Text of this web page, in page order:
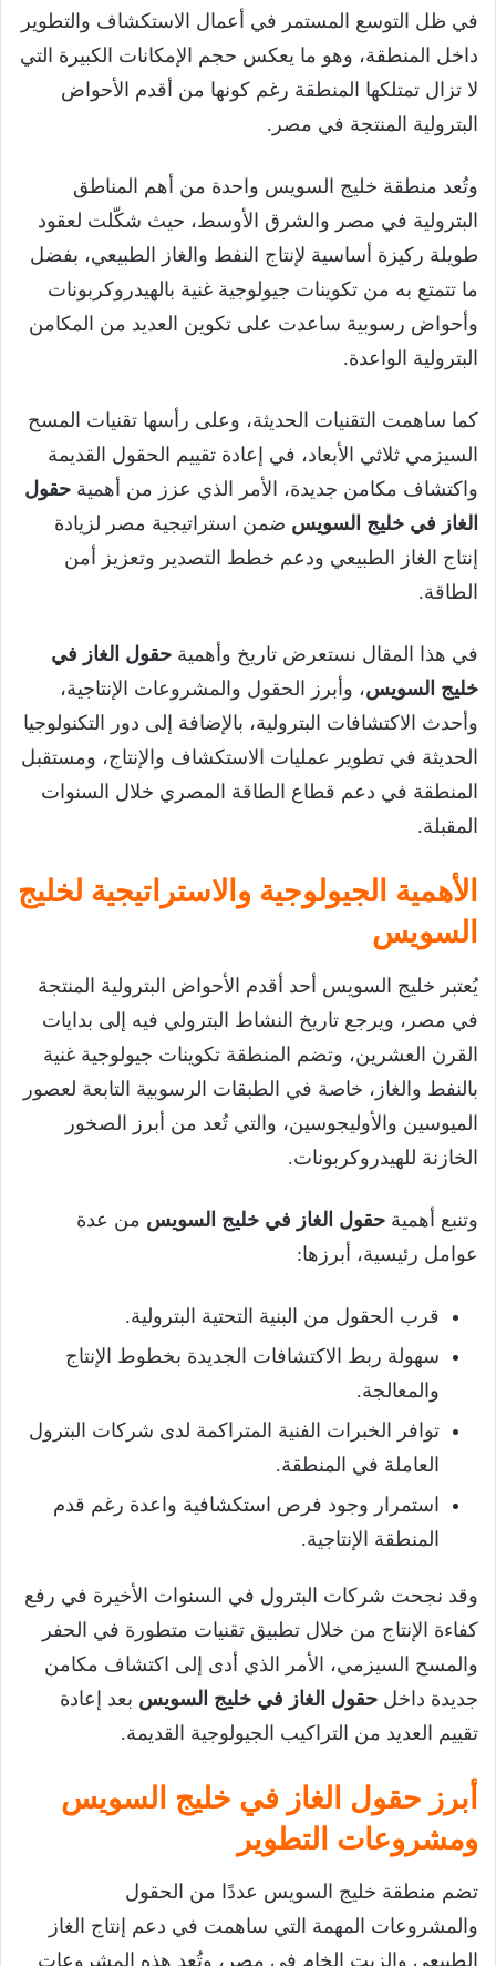
في ظل التوسع المستمر في أعمال الاستكشاف والتطوير
داخل المنطقة، وهو ما يعكس حجم الإمكانات الكبيرة التي
لا تزال تمتلكها المنطقة رغم كونها من أقدم الأحواض
البترولية المنتجة في مصر.
وتُعد منطقة خليج السويس واحدة من أهم المناطق
البترولية في مصر والشرق الأوسط، حيث شكّلت لعقود
طويلة ركيزة أساسية لإنتاج النفط والغاز الطبيعي، بفضل
ما تتمتع به من تكوينات جيولوجية غنية بالهيدروكربونات
وأحواض رسوبية ساعدت على تكوين العديد من المكامن
البترولية الواعدة.
كما ساهمت التقنيات الحديثة، وعلى رأسها تقنيات المسح
السيزمي ثلاثي الأبعاد، في إعادة تقييم الحقول القديمة
واكتشاف مكامن جديدة، الأمر الذي عزز من أهمية حقول
الغاز في خليج السويس ضمن استراتيجية مصر لزيادة
إنتاج الغاز الطبيعي ودعم خطط التصدير وتعزيز أمن
الطاقة.
في هذا المقال نستعرض تاريخ وأهمية حقول الغاز في
خليج السويس، وأبرز الحقول والمشروعات الإنتاجية،
وأحدث الاكتشافات البترولية، بالإضافة إلى دور التكنولوجيا
الحديثة في تطوير عمليات الاستكشاف والإنتاج، ومستقبل
المنطقة في دعم قطاع الطاقة المصري خلال السنوات
المقبلة.
الأهمية الجيولوجية والاستراتيجية لخليج
السويس
يُعتبر خليج السويس أحد أقدم الأحواض البترولية المنتجة
في مصر، ويرجع تاريخ النشاط البترولي فيه إلى بدايات
القرن العشرين، وتضم المنطقة تكوينات جيولوجية غنية
بالنفط والغاز، خاصة في الطبقات الرسوبية التابعة لعصور
الميوسين والأوليجوسين، والتي تُعد من أبرز الصخور
الخازنة للهيدروكربونات.
وتنبع أهمية حقول الغاز في خليج السويس من عدة
عوامل رئيسية، أبرزها:
قرب الحقول من البنية التحتية البترولية.
سهولة ربط الاكتشافات الجديدة بخطوط الإنتاج
والمعالجة.
توافر الخبرات الفنية المتراكمة لدى شركات البترول
العاملة في المنطقة.
استمرار وجود فرص استكشافية واعدة رغم قدم
المنطقة الإنتاجية.
وقد نجحت شركات البترول في السنوات الأخيرة في رفع
كفاءة الإنتاج من خلال تطبيق تقنيات متطورة في الحفر
والمسح السيزمي، الأمر الذي أدى إلى اكتشاف مكامن
جديدة داخل حقول الغاز في خليج السويس بعد إعادة
تقييم العديد من التراكيب الجيولوجية القديمة.
أبرز حقول الغاز في خليج السويس
ومشروعات التطوير
تضم منطقة خليج السويس عددًا من الحقول
والمشروعات المهمة التي ساهمت في دعم إنتاج الغاز
الطبيعي والزيت الخام في مصر، وتُعد هذه المشروعات